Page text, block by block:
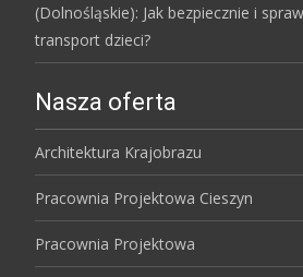
(Dolnośląskie): Jak bezpiecznie i
transport dzieci?
Nasza oferta
Architektura Krajobrazu
Pracownia Projektowa Cieszyn
Pracownia Projektowa